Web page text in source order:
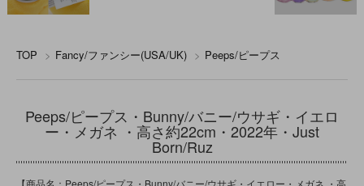
TOP > Fancy/ファンシー(USA/UK) > Peeps/ピープス
Peeps/ピープス・Bunny/バニー/ウサギ・イエロ
ー・メガネ ・高さ約22cm・2022年・Just
Born/Ruz
【商品名：Peeps/ピープス・Bunny/バニー/ウサギ・イエロー・メガネ ・高